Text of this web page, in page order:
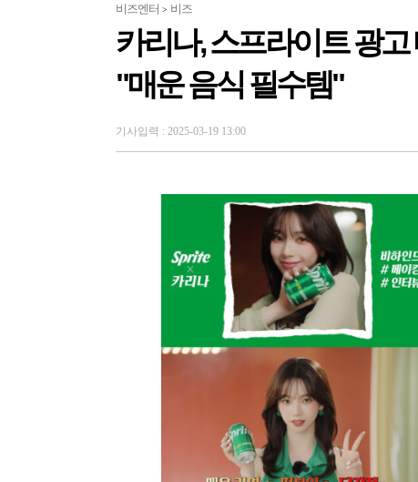
비즈엔터 > 비즈
카리나, 스프라이트 광
"매운 음식 필수템"
기사입력 : 2025-03-19 13:00